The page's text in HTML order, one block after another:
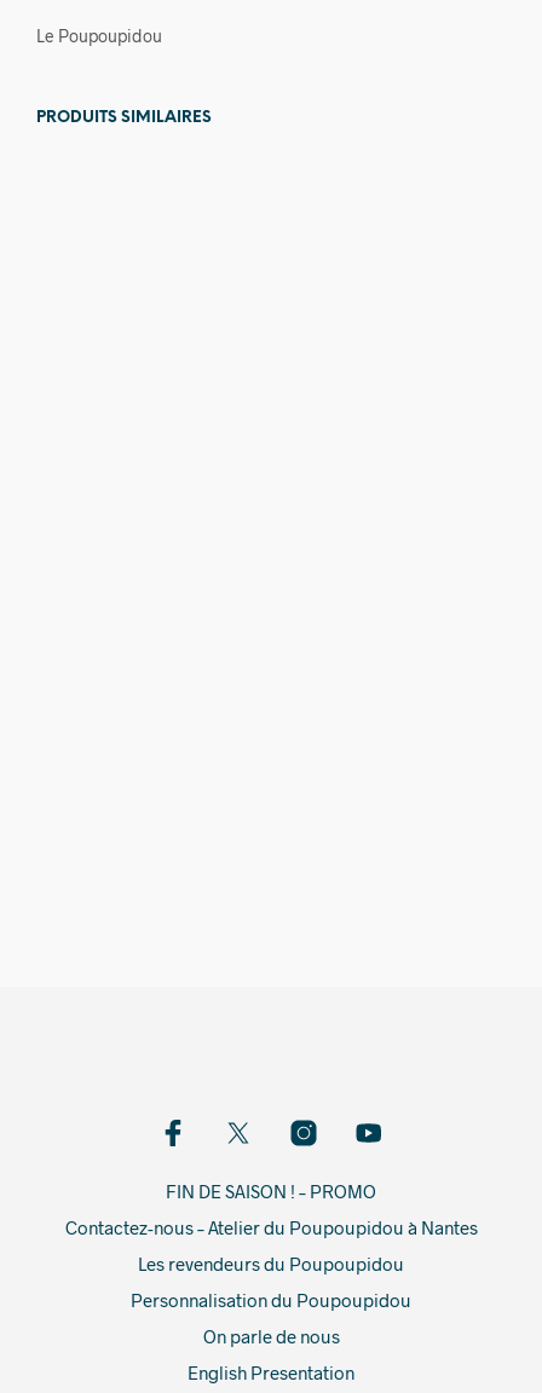
Le Poupoupidou
PRODUITS SIMILAIRES
FIN DE SAISON ! – PROMO
Contactez-nous – Atelier du Poupoupidou à Nantes
Les revendeurs du Poupoupidou
Personnalisation du Poupoupidou
On parle de nous
English Presentation